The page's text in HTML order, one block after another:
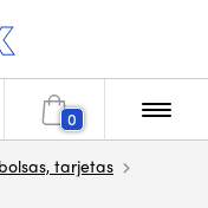
0
tarjetas